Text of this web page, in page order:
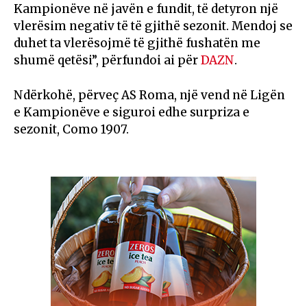
Kampionëve në javën e fundit, të detyron një
vlerësim negativ të të gjithë sezonit. Mendoj se
duhet ta vlerësojmë të gjithë fushatën me
shumë qetësi”, përfundoi ai përDAZN.
Ndërkohë, përveçAS Roma, një vend në Ligën
e Kampionëve e siguroi edhe surpriza e
sezonit, Como 1907.